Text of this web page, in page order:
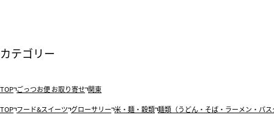
カテゴリー
TOP ごっつお便 お取り寄せ 関東
TOP フード&スイーツ グローサリー 米・麺・穀類 麺類（うどん・そば・ラーメン・パス